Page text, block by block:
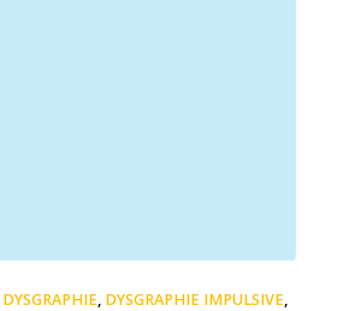
DYSGRAPHIE, DYSGRAPHIE IMPULSIVE,